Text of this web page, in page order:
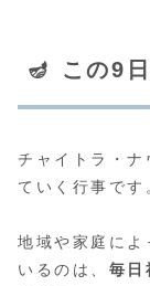
🪔 この9
チャイトラ・
ていく行事です
地域や家庭によ
いるのは、 毎日